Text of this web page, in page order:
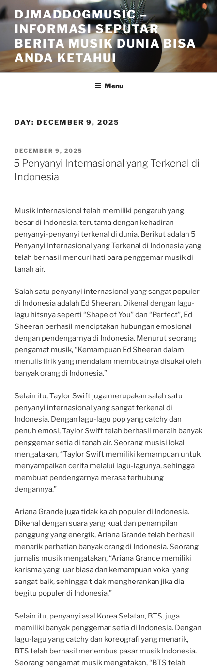
Skip
to
content
DJMADDOGMUSIC –
INFORMASI SEPUTAR
BERITA MUSIK DUNIA BISA
ANDA KETAHUI
Menu
DAY: DECEMBER 9, 2025
POSTED
ON
DECEMBER 9, 2025
5 Penyanyi Internasional yang Terkenal di
Indonesia
Musik Internasional telah memiliki pengaruh yang
besar di Indonesia, terutama dengan kehadiran
penyanyi-penyanyi terkenal di dunia. Berikut adalah 5
Penyanyi Internasional yang Terkenal di Indonesia yang
telah berhasil mencuri hati para penggemar musik di
tanah air.
Salah satu penyanyi internasional yang sangat populer
di Indonesia adalah Ed Sheeran. Dikenal dengan lagu-
lagu hitsnya seperti “Shape of You” dan “Perfect”, Ed
Sheeran berhasil menciptakan hubungan emosional
dengan pendengarnya di Indonesia. Menurut seorang
pengamat musik, “Kemampuan Ed Sheeran dalam
menulis lirik yang mendalam membuatnya disukai oleh
banyak orang di Indonesia.”
Selain itu, Taylor Swift juga merupakan salah satu
penyanyi internasional yang sangat terkenal di
Indonesia. Dengan lagu-lagu pop yang catchy dan
penuh emosi, Taylor Swift telah berhasil meraih banyak
penggemar setia di tanah air. Seorang musisi lokal
mengatakan, “Taylor Swift memiliki kemampuan untuk
menyampaikan cerita melalui lagu-lagunya, sehingga
membuat pendengarnya merasa terhubung
dengannya.”
Ariana Grande juga tidak kalah populer di Indonesia.
Dikenal dengan suara yang kuat dan penampilan
panggung yang energik, Ariana Grande telah berhasil
menarik perhatian banyak orang di Indonesia. Seorang
jurnalis musik mengatakan, “Ariana Grande memiliki
karisma yang luar biasa dan kemampuan vokal yang
sangat baik, sehingga tidak mengherankan jika dia
begitu populer di Indonesia.”
Selain itu, penyanyi asal Korea Selatan, BTS, juga
memiliki banyak penggemar setia di Indonesia. Dengan
lagu-lagu yang catchy dan koreografi yang menarik,
BTS telah berhasil menembus pasar musik Indonesia.
Seorang pengamat musik mengatakan, “BTS telah